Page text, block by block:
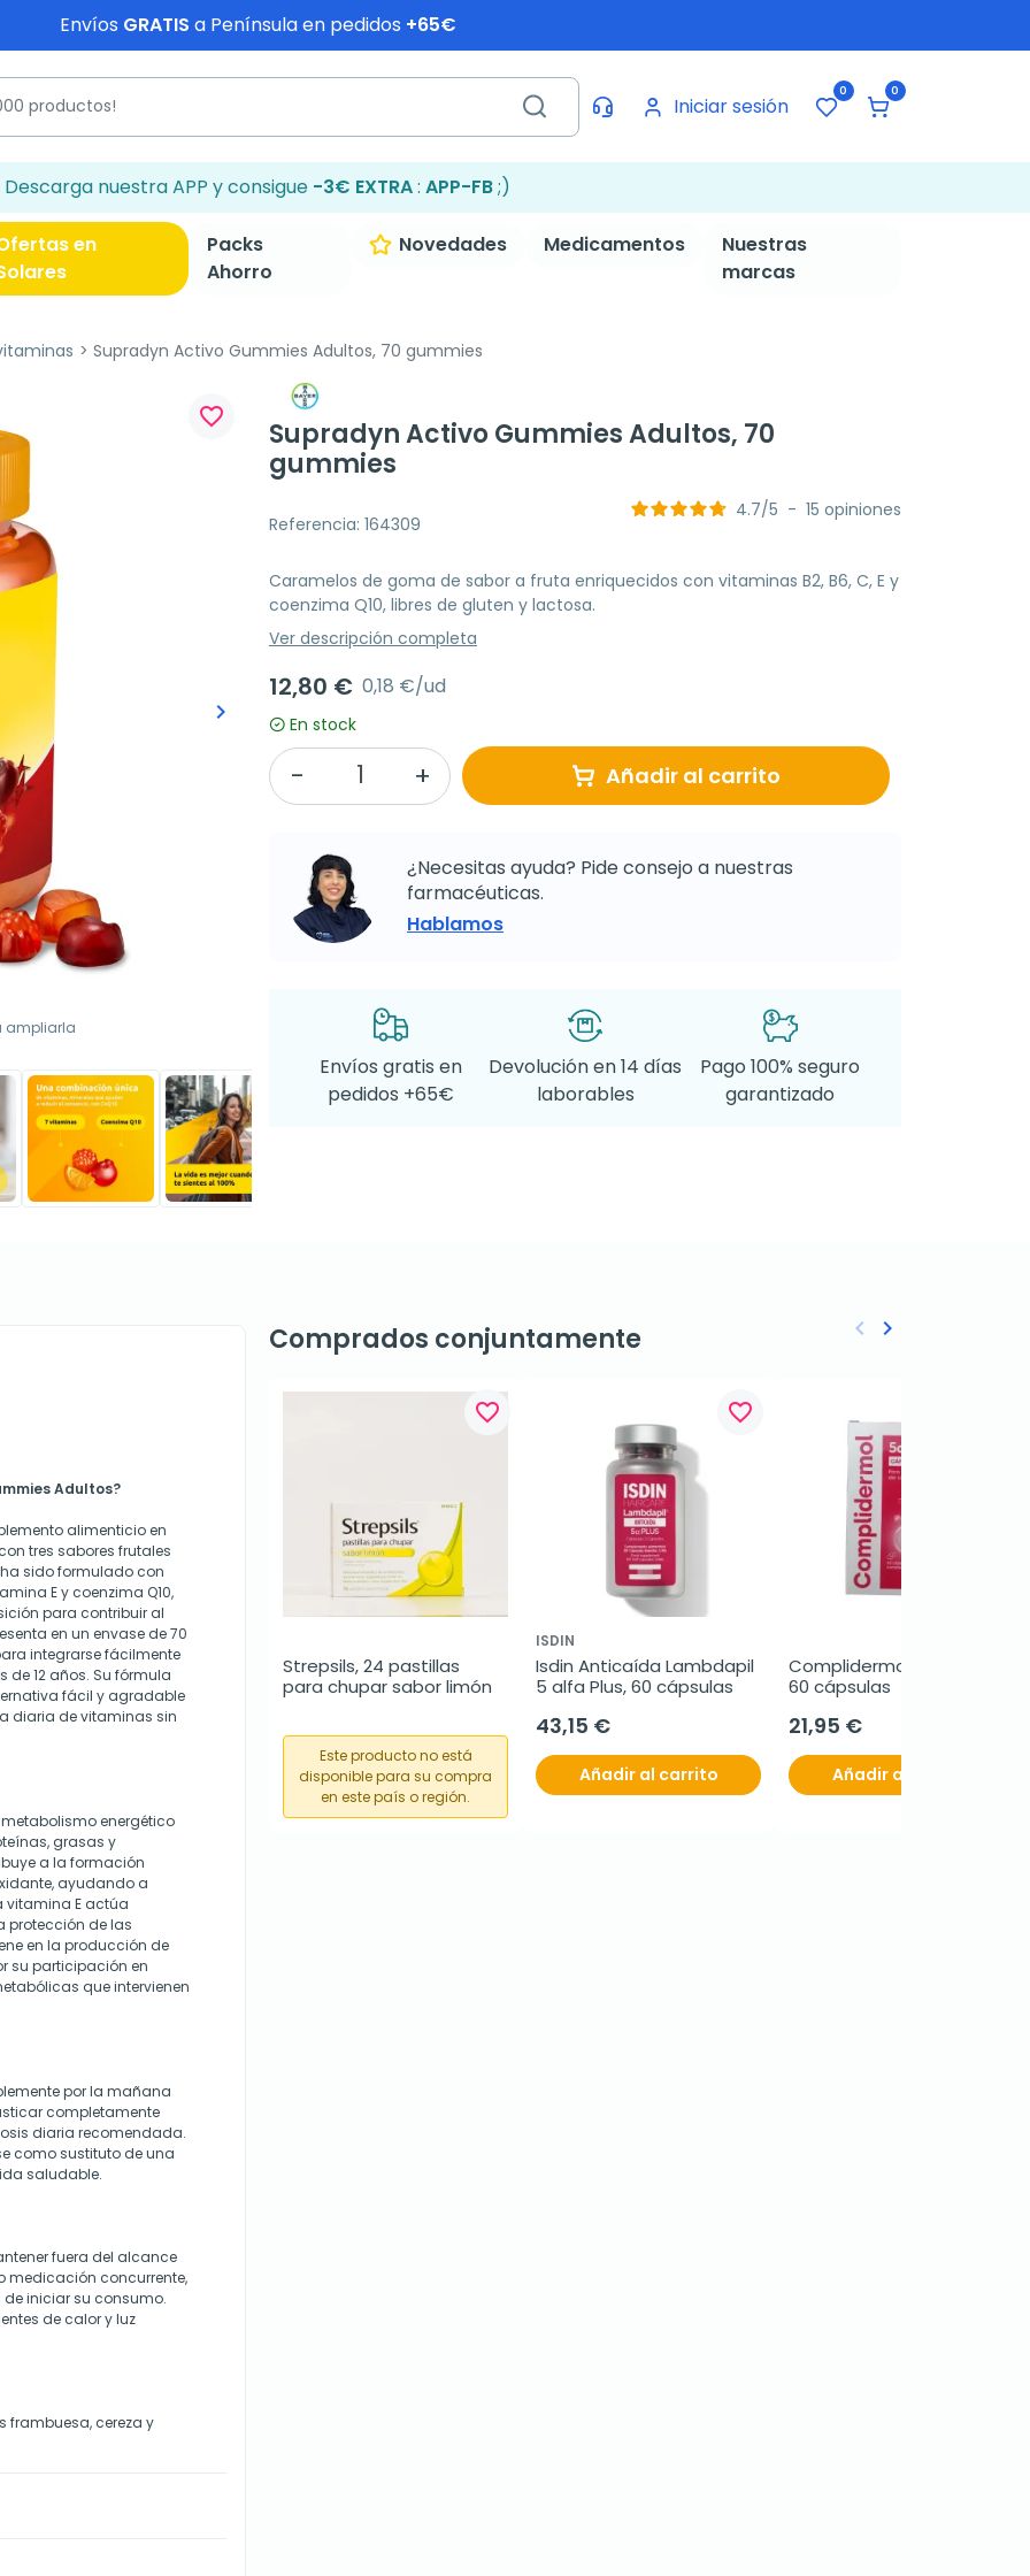
Envíos GRATIS a Península en pedidos +65€
Iniciar sesión
0 0
Descarga nuestra APP y consigue -3€ EXTRA: APP-FB;)
en
Packs
Ahorro
Novedades Medicamentos
Nuestras
marcas
Supradyn Activo Gummies Adultos, 70 gummies
Siguiente
keyboard_arrow_right
ampliarla
favorite_border
Supradyn Activo Gummies Adultos, 70
gummies
Referencia: 164309
4.7/5 - 15 opiniones
Caramelos de goma de sabor a fruta enriquecidos con vitaminas B2, B6, C, E y
coenzima Q10, libres de gluten y lactosa.
Ver descripción completa
12,80 € 0,18 €/ud
En stock
Añadir al carrito
¿Necesitas ayuda? Pide consejo a nuestras
farmacéuticas.
Hablamos
Envíos gratis en
pedidos +65€
Devolución en 14 días
laborables
Pago 100% seguro
garantizado
Adultos?
alimenticio en
tres sabores frutales
sido formulado con
E y coenzima Q10,
para contribuir al
en un envase de 70
integrarse fácilmente
12 años. Su fórmula
fácil y agradable
diaria de vitaminas sin
energético
grasas y
a la formación
ayudando a
vitamina E actúa
protección de las
en la producción de
su participación en
que intervienen
por la mañana
completamente
diaria recomendada.
como sustituto de una
saludable.
fuera del alcance
medicación concurrente,
iniciar su consumo.
de calor y luz
frambuesa, cereza y
Comprados conjuntamente
favorite_border
Strepsils, 24 pastillas
para chupar sabor limón
Este producto no está
disponible para su compra
en este país o región.
favorite_border
ISDIN
Isdin Anticaída Lambdapil
5 alfa Plus, 60 cápsulas
43,15 €
Añadir al carrito
Complidermol 5 alfa Plus,
60 cápsulas
21,95 €
Añadir al carrito
Anterior
keyboard_arrow_left Siguiente
keyboard_arrow_right